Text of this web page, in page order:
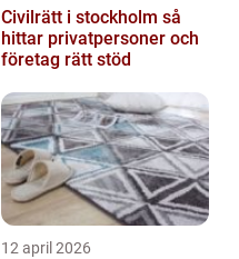
Civilrätt i stockholm så
hittar privatpersoner och
företag rätt stöd
12 april 2026